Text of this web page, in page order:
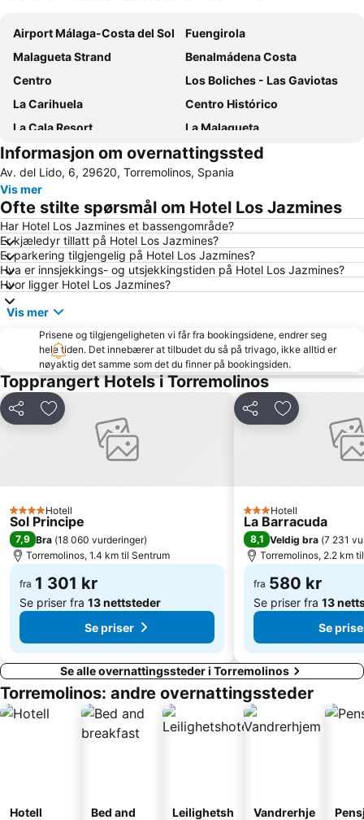
Airport Málaga-Costa del Sol
Fuengirola
Malagueta Strand
Benalmádena Costa
Centro
Los Boliches - Las Gaviotas
La Carihuela
Centro Histórico
La Cala Resort
La Malagueta
Carvajal
Puerto Banús
Nueva Andalucía
Centro Comercial Málaga Plaza
San Pedro Alcántara
Marbella Golf & Country Club
Benalmádena Pueblo
Teatro del Soho
El Palo
Pedregalejo
Guadalmina Club de Golf
Torrequebrada
Los Álamos
Ayuntamiento de Marbella
Pedregalejo
Torremuelle
Casino Marbella
Paseo Maritimo La Carihuela
Guadalmar
Torreblanca
Playamar
Torrequebrada
Paseo Marítimo Rey de España
Cala del Moral
Puerto José Banús
El Perchel
Parque de Málaga
Plaza de los Naranjos
Barcenillas
Cafestore Malaga
Arroyo de la Miel Train Station
Marqués de Larios
Informasjon om overnattingssted
Av. del Lido, 6, 29620, Torremolinos, Spania
Vis mer
Ofte stilte spørsmål om Hotel Los Jazmines
Har Hotel Los Jazmines et bassengområde?
Er kjæledyr tillatt på Hotel Los Jazmines?
Er parkering tilgjengelig på Hotel Los Jazmines?
Hva er innsjekkings- og utsjekkingstiden på Hotel Los Jazmines?
Hvor ligger Hotel Los Jazmines?
Vis mer
Prisene og tilgjengeligheten vi får fra bookingsidene, endrer seg
hele tiden. Det innebærer at tilbudet du så på trivago, ikke alltid er
nøyaktig det samme som det du finner på bookingsiden.
Topprangert Hotels i Torremolinos
Del Legg til i favoritter
4 Stjerner
Hotell
Sol Principe
7,9 Bra (18 060 vurderinger)
Torremolinos, 1.4 km til Sentrum
fra 1 301 kr
Se priser fra 13 nettsteder
Se priser
Del Legg til i
3 Stjerner
Hotell
La Barracuda
8,1 Veldig bra (7 231
Torremolinos, 2.2 km
fra 580 kr
Se priser fra 13
Se
Se alle overnattingssteder i Torremolinos
Torremolinos: andre overnattingssteder
Hotell
Bed and
Leilighetsh
Vandrerhje